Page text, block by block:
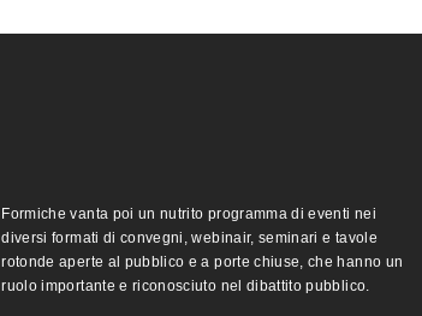
Formiche vanta poi un nutrito programma di eventi nei
diversi formati di convegni, webinair, seminari e tavole
rotonde aperte al pubblico e a porte chiuse, che hanno un
ruolo importante e riconosciuto nel dibattito pubblico.